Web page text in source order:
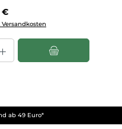
Preis:
€
Versandkosten
Wert ein oder benutze die
ab 49 Euro*